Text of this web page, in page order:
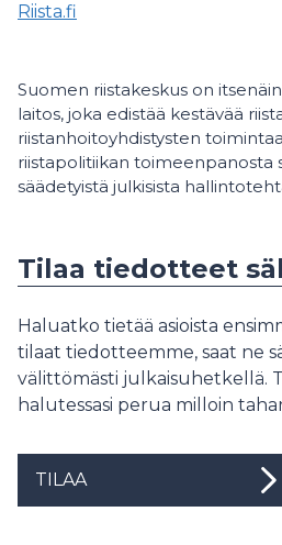
Riista.fi
Suomen riistakeskus on
laitos, joka edistää kestävää
riistanhoitoyhdistysten
riistapolitiikan toimeenpanosta
säädetyistä julkisista
Tilaa tiedotteet
Haluatko tietää asioista
tilaat tiedotteemme, saat ne
välittömästi julkaisuhetkellä.
halutessasi perua milloin
TILAA